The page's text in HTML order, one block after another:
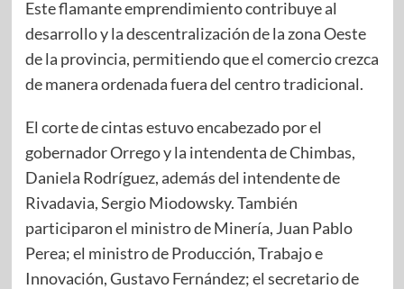
Este flamante emprendimiento contribuye al
desarrollo y la descentralización de la zona Oeste
de la provincia, permitiendo que el comercio crezca
de manera ordenada fuera del centro tradicional.
El corte de cintas estuvo encabezado por el
gobernador Orrego y la intendenta de Chimbas,
Daniela Rodríguez, además del intendente de
Rivadavia, Sergio Miodowsky. También
participaron el ministro de Minería, Juan Pablo
Perea; el ministro de Producción, Trabajo e
Innovación, Gustavo Fernández; el secretario de